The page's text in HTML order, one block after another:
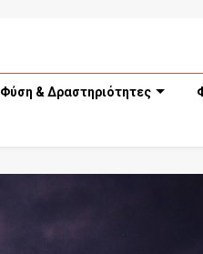
Φύση & Δραστηριότητες